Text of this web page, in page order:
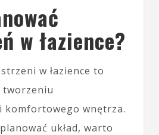
w łazience?
w łazience to
tworzeniu
komfortowego wnętrza.
układ, warto